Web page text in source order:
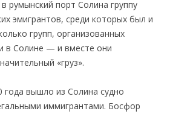
румынский порт Солина группу
эмигрантов, среди которых был и
групп, организованных
в Солине — и вместе они
«груз».
вышло из Солина судно
иммигрантами. Босфор